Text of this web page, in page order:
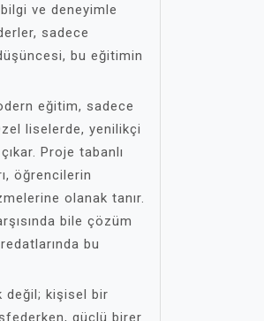
ve deneyimle
sadece
bu eğitimin
eğitim, sadece
liselerde, yenilikçi
Proje tabanlı
öğrencilerin
olanak tanır.
bile çözüm
bu
değil; kişisel bir
güçlü birer